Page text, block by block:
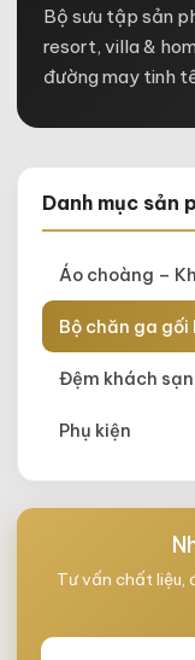
Bộ sưu tập sản
resort, villa &
đường may tinh
Danh mục sản
Áo choàng –
Bộ chăn ga gối
Đệm khách sạn
Phụ kiện
Tư vấn chất liệu,